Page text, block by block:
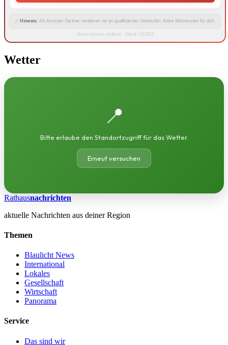
🔗 Hinweis: Als Amazon-Partner verdienen wir an qualifizierten Verkäufen. Keine Mehrkosten für dich.
Preise können variieren · Stand: 7.8.2026
Wetter
📍
Bitte erlaube den Standortzugriff für das Wetter.
Erneut versuchen
Rathausnachrichten
aktuelle Nachrichten aus deiner Region
Themen
Blaulicht News
International
Lokales
Gesellschaft
Wirtschaft
Panorama
Service
Das sind wir